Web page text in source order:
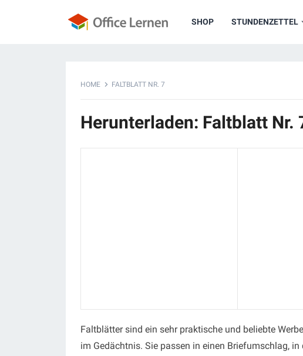
SHOP STUNDENZETTEL
HOME FALTBLATT NR. 7
Herunterladen: Faltblatt Nr.
Faltblätter sind ein sehr praktische und beliebte
im Gedächtnis. Sie passen in einen Briefumschlag,